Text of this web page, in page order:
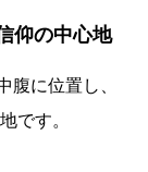
仰の中心地
腹に位置し、
です。